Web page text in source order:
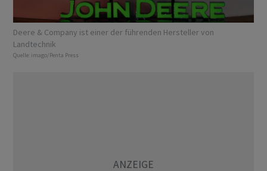
Deere & Company ist einer der führenden Hersteller von
Landtechnik
Quelle: imago/Penta Press